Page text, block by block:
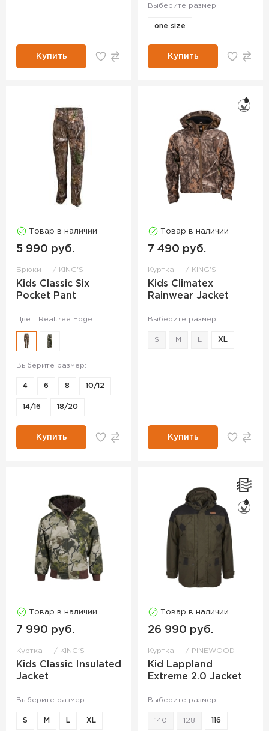
Купить
Выберите размер:
one size
Купить
Товар в наличии
5 990 руб.
Брюки KING'S
Kids Classic Six
Pocket Pant
Цвет: Realtree Edge
Выберите размер:
4 6 8 10/12
14/16 18/20
Купить
Товар в наличии
7 490 руб.
Куртка KING'S
Kids Climatex
Rainwear Jacket
Выберите размер:
S M XL
Купить
Товар в наличии
7 990 руб.
Куртка KING'S
Kids Classic Insulated
Jacket
Выберите размер:
S M L XL
Товар в наличии
26 990 руб.
Куртка PINEWOOD
Kid Lappland
Extreme 2.0 Jacket
Выберите размер:
140 128 116